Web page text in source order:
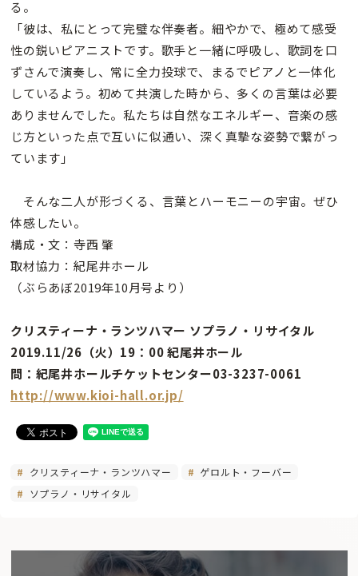
る。
「彼は、私にとって完璧な伴奏者。細やかで、極めて感受
性の鋭いピアニストです。歌手と一緒に呼吸し、歌詞を口
ずさんで演奏し、常に全力投球で、まるでピアノと一体化
しているよう。初めて共演した時から、多くの言葉は必要
ありませんでした。私たちは自然なエネルギー、音楽の感
じ方といった点で互いに似通い、深く真摯な姿勢で繋がっ
ています」
そんな二人が形づくる、言葉とハーモニーの宇宙。ぜひ
体感したい。
構成・文：寺西 肇
取材協力：紀尾井ホール
（ぶらあぼ2019年10月号より）
クリスティーナ・ランツハマー ソプラノ・リサイタル
2019.11/26（火）19：00 紀尾井ホール
問：紀尾井ホールチケットセンター03-3237-0061
http://www.kioi-hall.or.jp/
クリスティーナ・ランツハマー
ゲロルト・フーバー
ソプラノ・リサイタル